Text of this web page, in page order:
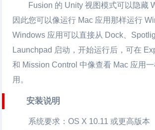
Fusion 的 Unity 视图模式可以隐藏
因此您可以像运行 Mac 应用那样运行
Windows 应用可以直接从 Dock、
Launchpad 启动，开始运行后，可在
和 Mission Control 中像查看 Mac 应用
用。
安装说明
系统要求：OS X 10.11 或更高版本